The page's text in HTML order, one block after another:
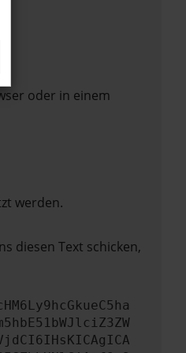
oder in einem
werden.
diesen Text schicken,